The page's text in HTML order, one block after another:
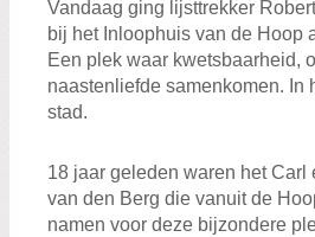
Vandaag ging lijsttrekker
bij het Inloophuis van de Hoop
Een plek waar kwetsbaarheid,
naastenliefde samenkomen. In
stad.
18 jaar geleden waren het Carl
van den Berg die vanuit de
namen voor deze bijzondere